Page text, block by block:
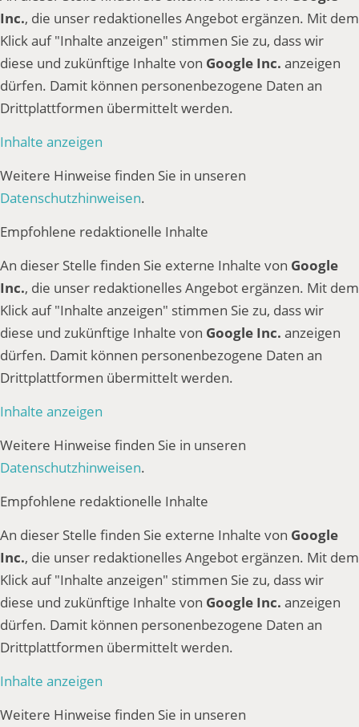
Inc., die unser redaktionelles Angebot ergänzen. Mit dem
Klick auf "Inhalte anzeigen" stimmen Sie zu, dass wir
diese und zukünftige Inhalte von Google Inc. anzeigen
dürfen. Damit können personenbezogene Daten an
Drittplattformen übermittelt werden.
Inhalte anzeigen
Weitere Hinweise finden Sie in unseren
Datenschutzhinweisen.
Empfohlene redaktionelle Inhalte
An dieser Stelle finden Sie externe Inhalte von Google
Inc., die unser redaktionelles Angebot ergänzen. Mit dem
Klick auf "Inhalte anzeigen" stimmen Sie zu, dass wir
diese und zukünftige Inhalte von Google Inc. anzeigen
dürfen. Damit können personenbezogene Daten an
Drittplattformen übermittelt werden.
Inhalte anzeigen
Weitere Hinweise finden Sie in unseren
Datenschutzhinweisen.
Empfohlene redaktionelle Inhalte
An dieser Stelle finden Sie externe Inhalte von Google
Inc., die unser redaktionelles Angebot ergänzen. Mit dem
Klick auf "Inhalte anzeigen" stimmen Sie zu, dass wir
diese und zukünftige Inhalte von Google Inc. anzeigen
dürfen. Damit können personenbezogene Daten an
Drittplattformen übermittelt werden.
Inhalte anzeigen
Weitere Hinweise finden Sie in unseren